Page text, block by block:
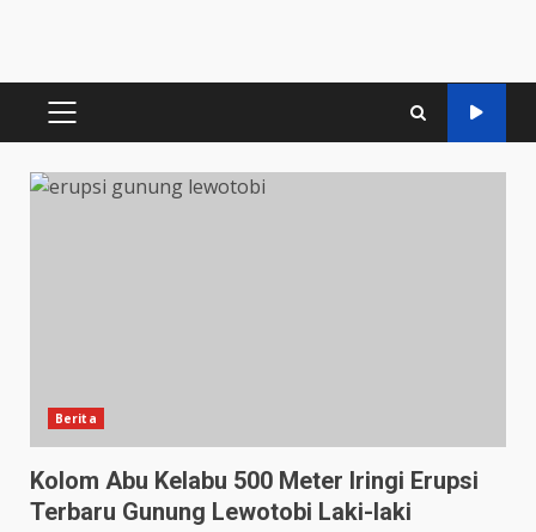
PRIMARY
Berita
Kolom Abu Kelabu 500 Meter Iringi Erupsi
Terbaru Gunung Lewotobi Laki-laki